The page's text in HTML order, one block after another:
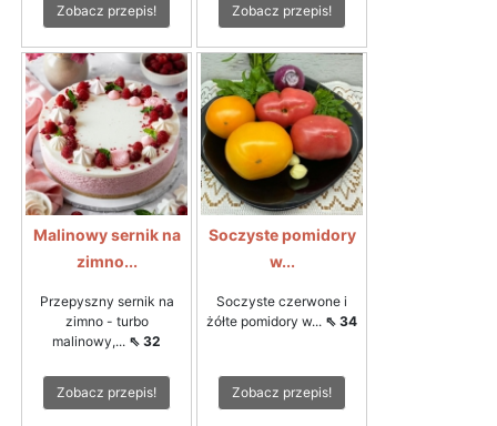
Zobacz przepis! Zobacz przepis!
Malinowy sernik na
zimno...
Przepyszny sernik na
zimno - turbo
malinowy,... ⇖ 32
Zobacz przepis!
Soczyste pomidory
w...
Soczyste czerwone i
żółte pomidory w... ⇖ 34
Zobacz przepis!